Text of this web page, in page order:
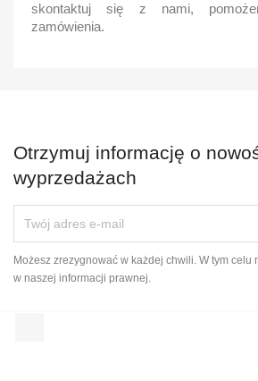
skontaktuj się z nami,
zamówienia.
Otrzymuj informację o
wyprzedażach
Możesz zrezygnować w każdej chwili. W tym celu
w naszej informacji prawnej.